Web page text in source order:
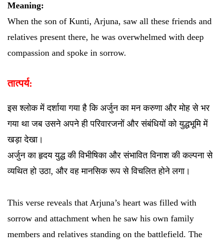
Meaning:
When the son of Kunti, Arjuna, saw all these friends and
relatives present there, he was overwhelmed with deep
compassion and spoke in sorrow.
तात्पर्य:
इस श्लोक में दर्शाया गया है कि अर्जुन का मन करुणा और मोह से भर
गया था जब उसने अपने ही परिवारजनों और संबंधियों को युद्धभूमि में
खड़ा देखा।
अर्जुन का हृदय युद्ध की विभीषिका और संभावित विनाश की कल्पना से
व्यथित हो उठा, और वह मानसिक रूप से विचलित होने लगा।
This verse reveals that Arjuna’s heart was filled with
sorrow and attachment when he saw his own family
members and relatives standing on the battlefield. The